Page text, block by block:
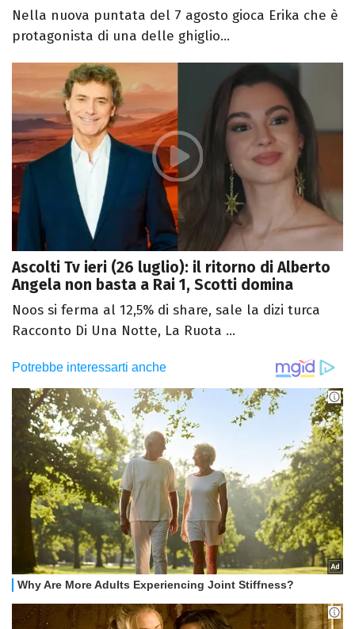
Nella nuova puntata del 7 agosto gioca Erika che è
protagonista di una delle ghiglio...
Ascolti Tv ieri (26 luglio): il ritorno di Alberto
Angela non basta a Rai 1, Scotti domina
Noos si ferma al 12,5% di share, sale la dizi turca
Racconto Di Una Notte, La Ruota ...